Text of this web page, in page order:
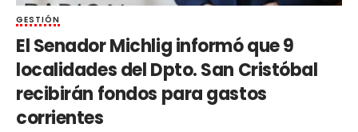
GESTIÓN
El Senador Michlig informó que 9
localidades del Dpto. San Cristóbal
recibirán fondos para gastos
corrientes